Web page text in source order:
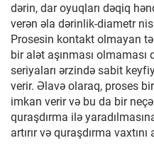
dərin, dar oyuqları dəqiq
verən əla dərinlik-diametr
Prosesin kontakt olmayan
bir alət aşınması
seriyaları ərzində sabit
verir. Əlavə olaraq, proses
imkan verir və bu da bir
quraşdırma ilə
artırır və quraşdırma vaxtını